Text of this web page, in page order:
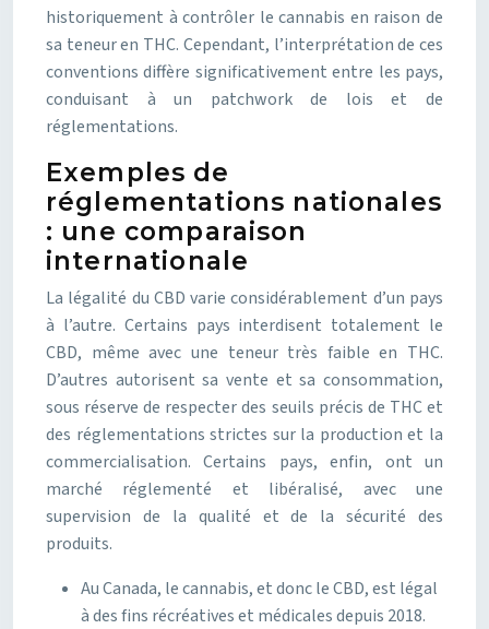
historiquement à contrôler le cannabis en raison de
sa teneur en THC. Cependant, l’interprétation de ces
conventions diffère significativement entre les pays,
conduisant à un patchwork de lois et de
réglementations.
Exemples de
réglementations nationales
: une comparaison
internationale
La légalité du CBD varie considérablement d’un pays
à l’autre. Certains pays interdisent totalement le
CBD, même avec une teneur très faible en THC.
D’autres autorisent sa vente et sa consommation,
sous réserve de respecter des seuils précis de THC et
des réglementations strictes sur la production et la
commercialisation. Certains pays, enfin, ont un
marché réglementé et libéralisé, avec une
supervision de la qualité et de la sécurité des
produits.
Au Canada, le cannabis, et donc le CBD, est légal
à des fins récréatives et médicales depuis 2018.